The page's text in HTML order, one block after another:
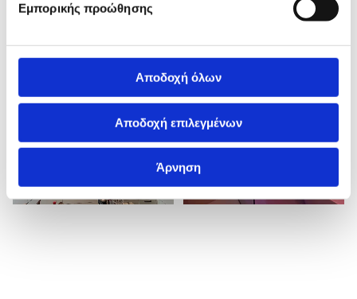
Εμπορικής προώθησης
Αποδοχή όλων
Αποδοχή επιλεγμένων
Άρνηση